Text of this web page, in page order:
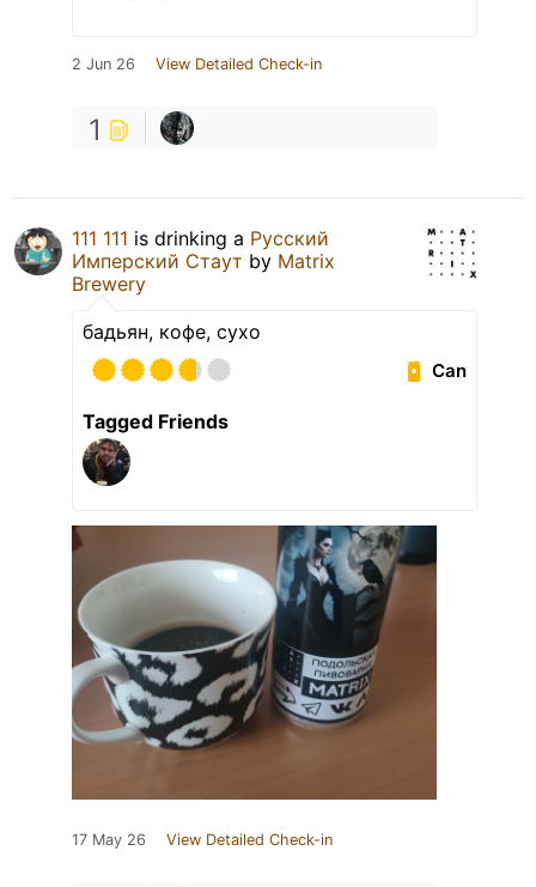
2 Jun 26 View Detailed Check-in
1
111 111 is drinking a Русский
Имперский Стаут by Matrix
Brewery
бадьян, кофе, сухо
Can
Tagged Friends
17 May 26 View Detailed Check-in